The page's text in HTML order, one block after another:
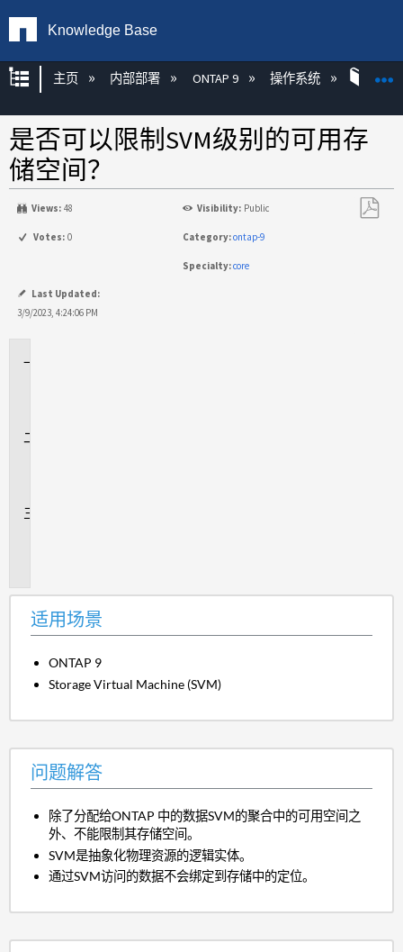
Knowledge Base
扩展/隐缩全局层次
主页 内部部署 ONTAP 9 操作系统
是否可以限制SVM级别的可用存
储空间？
Views: 48 Visibility: Public
Votes: 0 Category:ontap-9
Specialty:core
Last Updated:
3/9/2023, 4:24:06 PM
适用场景
ONTAP 9
Storage Virtual Machine (SVM)
问题解答
除了分配给ONTAP 中的数据SVM的聚合中的可用空间之
外、不能限制其存储空间。
SVM是抽象化物理资源的逻辑实体。
通过SVM访问的数据不会绑定到存储中的定位。